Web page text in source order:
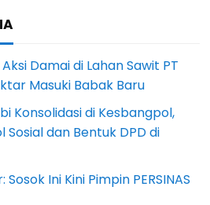
Damai di Lahan Sawit PT
Masuki Babak Baru
Konsolidasi di Kesbangpol,
dan Bentuk DPD di
Ini Kini Pimpin PERSINAS